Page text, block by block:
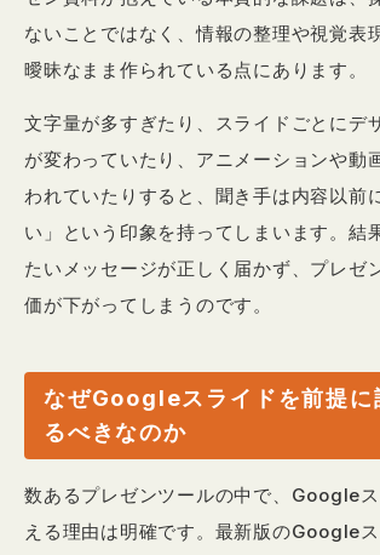
ないことではなく、情報の整理や視覚表
曖昧なまま作られている点にあります。
文字量が多すぎたり、スライドごとにデ
が変わっていたり、アニメーションや動
われていたりすると、聞き手は内容以前
い」という印象を持ってしまいます。結
たいメッセージが正しく届かず、プレゼ
価が下がってしまうのです。
なぜGoogleスライドを前提に
るべきなのか
数あるプレゼンツールの中で、Google
える理由は明確です。最新版のGoogle